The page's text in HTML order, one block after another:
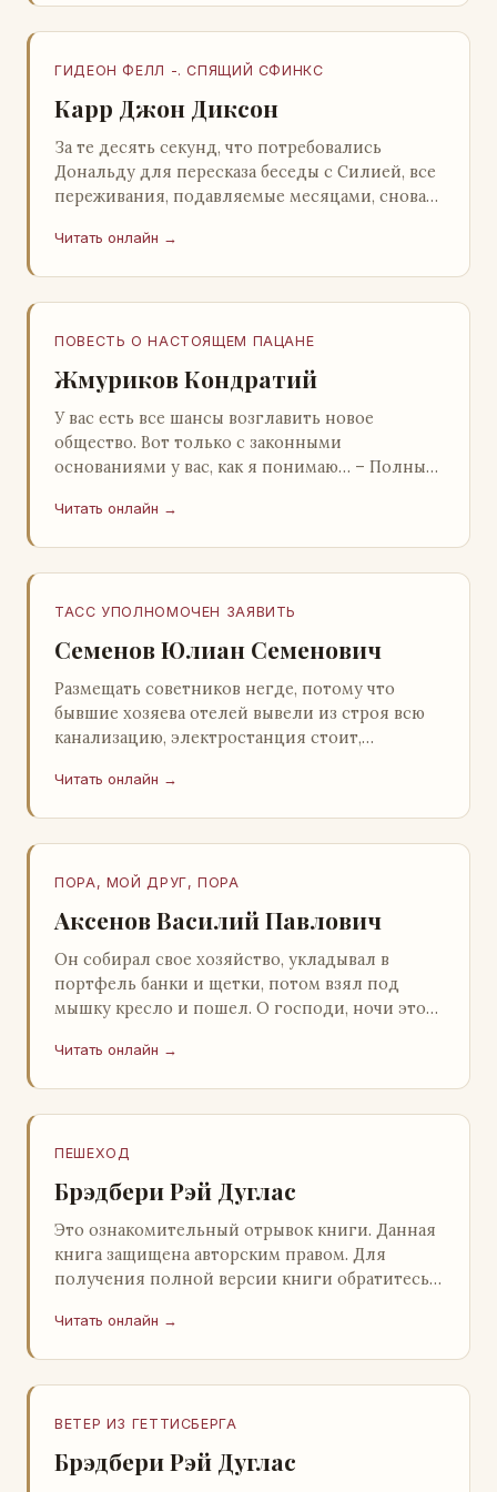
ГИДЕОН ФЕЛЛ -. СПЯЩИЙ СФИНКС
Карр Джон Диксон
За те десять секунд, что потребовались
Дональду для пересказа беседы с Силией, все
переживания, подавляемые месяцами, снова
среди…
Читать онлайн →
ПОВЕСТЬ О НАСТОЯЩЕМ ПАЦАНЕ
Жмуриков Кондратий
У вас есть все шансы возглавить новое
общество. Вот только с законными
основаниями у вас, как я понимаю… – Полный
Натанович. – Что ж, …
Читать онлайн →
ТАСС УПОЛНОМОЧЕН ЗАЯВИТЬ
Семенов Юлиан Семенович
Размещать советников негде, потому что
бывшие хозяева отелей вывели из строя всю
канализацию, электростанция стоит,
А. Алешин». …
Читать онлайн →
ПОРА, МОЙ ДРУГ, ПОРА
Аксенов Василий Павлович
Он собирал свое хозяйство, укладывал в
портфель банки и щетки, потом взял под
мышку кресло и пошел. О господи, ночи этой
заставлял…
Читать онлайн →
ПЕШЕХОД
Брэдбери Рэй Дуглас
Это ознакомительный отрывок книги. Данная
книга защищена авторским правом. Для
получения полной версии книги обратитесь к
легального ко…
Читать онлайн →
ВЕТЕР ИЗ ГЕТТИСБЕРГА
Брэдбери Рэй Дуглас